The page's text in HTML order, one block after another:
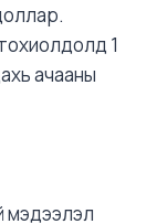
1
ачааны
мэдээлэл